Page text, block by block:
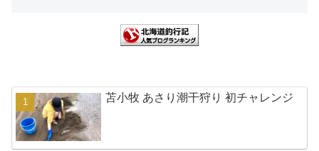
苫小牧 あさり潮干狩り 初チャレンジ